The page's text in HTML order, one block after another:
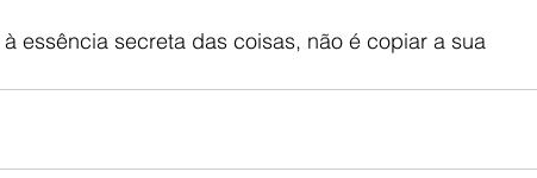
essência secreta das coisas, não é copiar a sua